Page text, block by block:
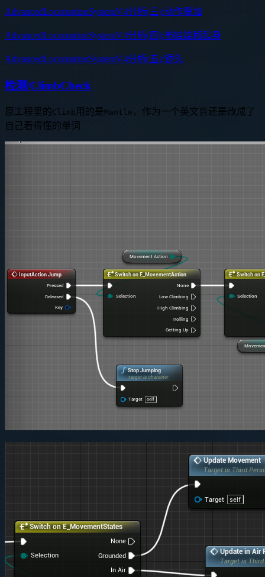
AdvancedLocomotionSystemV4分析(三):动作叠加
AdvancedLocomotionSystemV4分析(四):布娃娃和起身
AdvancedLocomotionSystemV4分析(五):镜头
检测/ClimbCheck
原工程里的Climb 用的是Mantle ，作为一个英文盲还是改成了
自己看得懂的单词